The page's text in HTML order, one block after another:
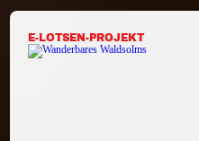
E-LOTSEN-PROJEKT